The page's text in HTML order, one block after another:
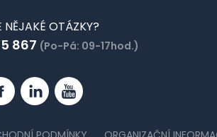
NĚJAKÉ OTÁZKY?
867 (Po-Pá: 09-17hod.)
FacebookLinkedinYouTube